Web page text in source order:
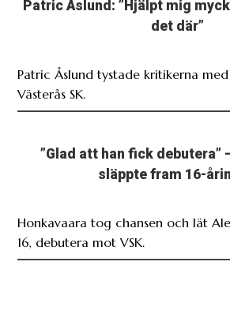
Patric Åslund: ”Hjälpt mig
det där”
Patric Åslund tystade kritikerna
Västerås SK.
”Glad att han fick debutera”
släppte fram 16-
Honkavaara tog chansen och lät
16, debutera mot VSK.